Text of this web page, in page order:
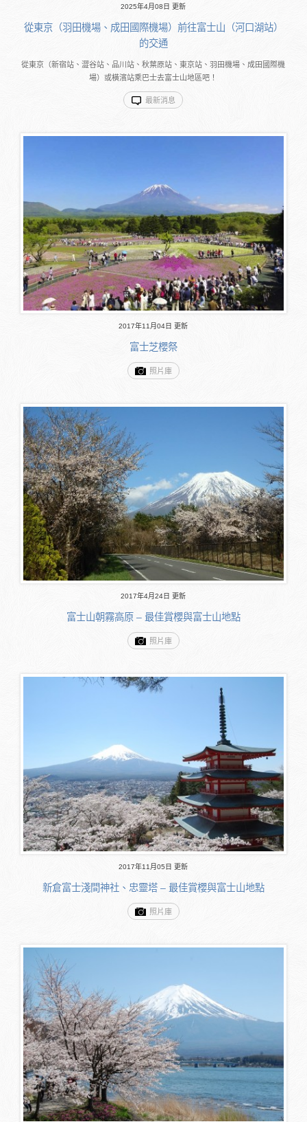
2025年4月08日 更新
從東京（羽田機場、成田國際機場）前往富士山（河口湖站）
的交通
從東京（新宿站、澀谷站、品川站、秋葉原站、東京站、羽田機場、成田國際機
場）或橫濱站乘巴士去富士山地區吧！
最新消息
2017年11月04日 更新
富士芝櫻祭
照片庫
2017年4月24日 更新
富士山朝霧高原 – 最佳賞櫻與富士山地點
照片庫
2017年11月05日 更新
新倉富士淺間神社、忠靈塔 – 最佳賞櫻與富士山地點
照片庫